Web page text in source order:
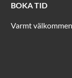
BOKA TID
Varmt